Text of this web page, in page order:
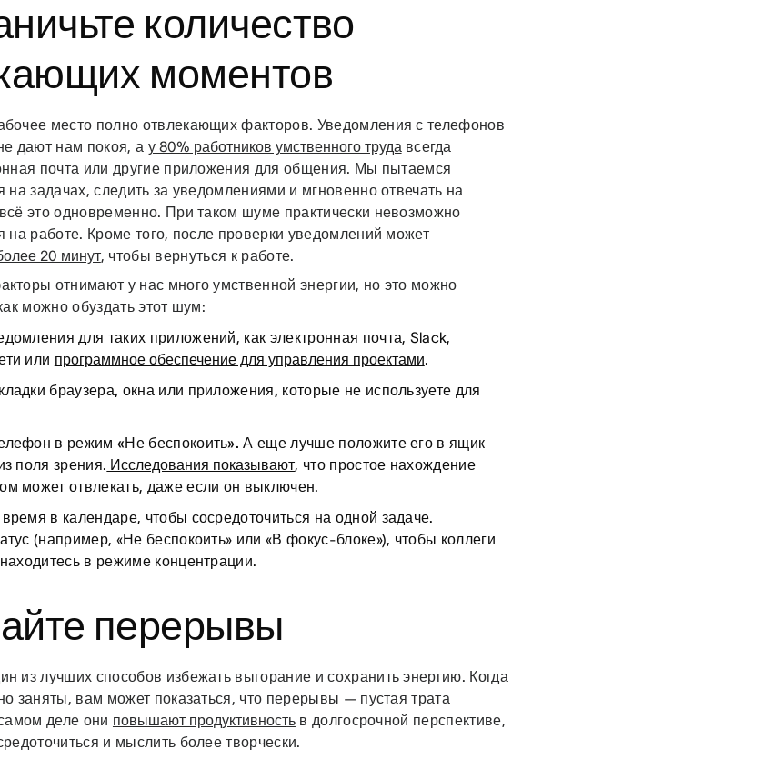
количество
моментов
место полно отвлекающих факторов. Уведомления с телефонов
дают нам покоя, а у 80% работников умственного труда всегда
почта или другие приложения для общения. Мы пытаемся
на задачах, следить за уведомлениями и мгновенно отвечать на
это одновременно. При таком шуме практически невозможно
на работе. Кроме того, после проверки уведомлений может
20 минут, чтобы вернуться к работе.
отнимают у нас много умственной энергии, но это можно
можно обуздать этот шум:
для таких приложений, как электронная почта, Slack,
или программное обеспечение для управления проектами.
браузера, окна или приложения, которые не используете для
в режим «Не беспокоить». А еще лучше положите его в ящик
поля зрения. Исследования показывают, что простое нахождение
может отвлекать, даже если он выключен.
в календаре, чтобы сосредоточиться на одной задаче.
(например, «Не беспокоить» или «В фокус-блоке»), чтобы коллеги
в режиме концентрации.
перерывы
из лучших способов избежать выгорание и сохранить энергию. Когда
заняты, вам может показаться, что перерывы — пустая трата
деле они повышают продуктивностьв долгосрочной перспективе,
и мыслить более творчески.